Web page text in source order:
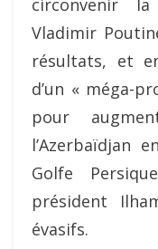
Vladimir
résultats, et
d’un « méga-
pour
l’Azerbaïdjan
Golfe
président
évasifs.